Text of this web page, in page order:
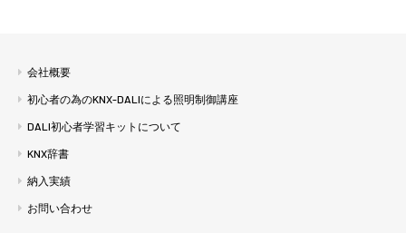
会社概要
初心者の為のKNX-DALIによる照明制御講座
DALI初心者学習キットについて
KNX辞書
納入実績
お問い合わせ